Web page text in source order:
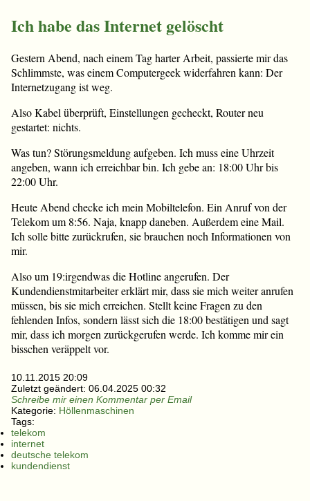
Ich habe das Internet gelöscht
Gestern Abend, nach einem Tag harter Arbeit, passierte mir das
Schlimmste, was einem Computergeek widerfahren kann: Der
Internetzugang ist weg.
Also Kabel überprüft, Einstellungen gecheckt, Router neu
gestartet: nichts.
Was tun? Störungsmeldung aufgeben. Ich muss eine Uhrzeit
angeben, wann ich erreichbar bin. Ich gebe an: 18:00 Uhr bis
22:00 Uhr.
Heute Abend checke ich mein Mobiltelefon. Ein Anruf von der
Telekom um 8:56. Naja, knapp daneben. Außerdem eine Mail.
Ich solle bitte zurückrufen, sie brauchen noch Informationen von
mir.
Also um 19:irgendwas die Hotline angerufen. Der
Kundendienstmitarbeiter erklärt mir, dass sie mich weiter anrufen
müssen, bis sie mich erreichen. Stellt keine Fragen zu den
fehlenden Infos, sondern lässt sich die 18:00 bestätigen und sagt
mir, dass ich morgen zurückgerufen werde. Ich komme mir ein
bisschen veräppelt vor.
10.11.2015 20:09
Zuletzt geändert: 06.04.2025 00:32
Schreibe mir einen Kommentar per Email
Kategorie: Höllenmaschinen
Tags:
telekom
internet
deutsche telekom
kundendienst